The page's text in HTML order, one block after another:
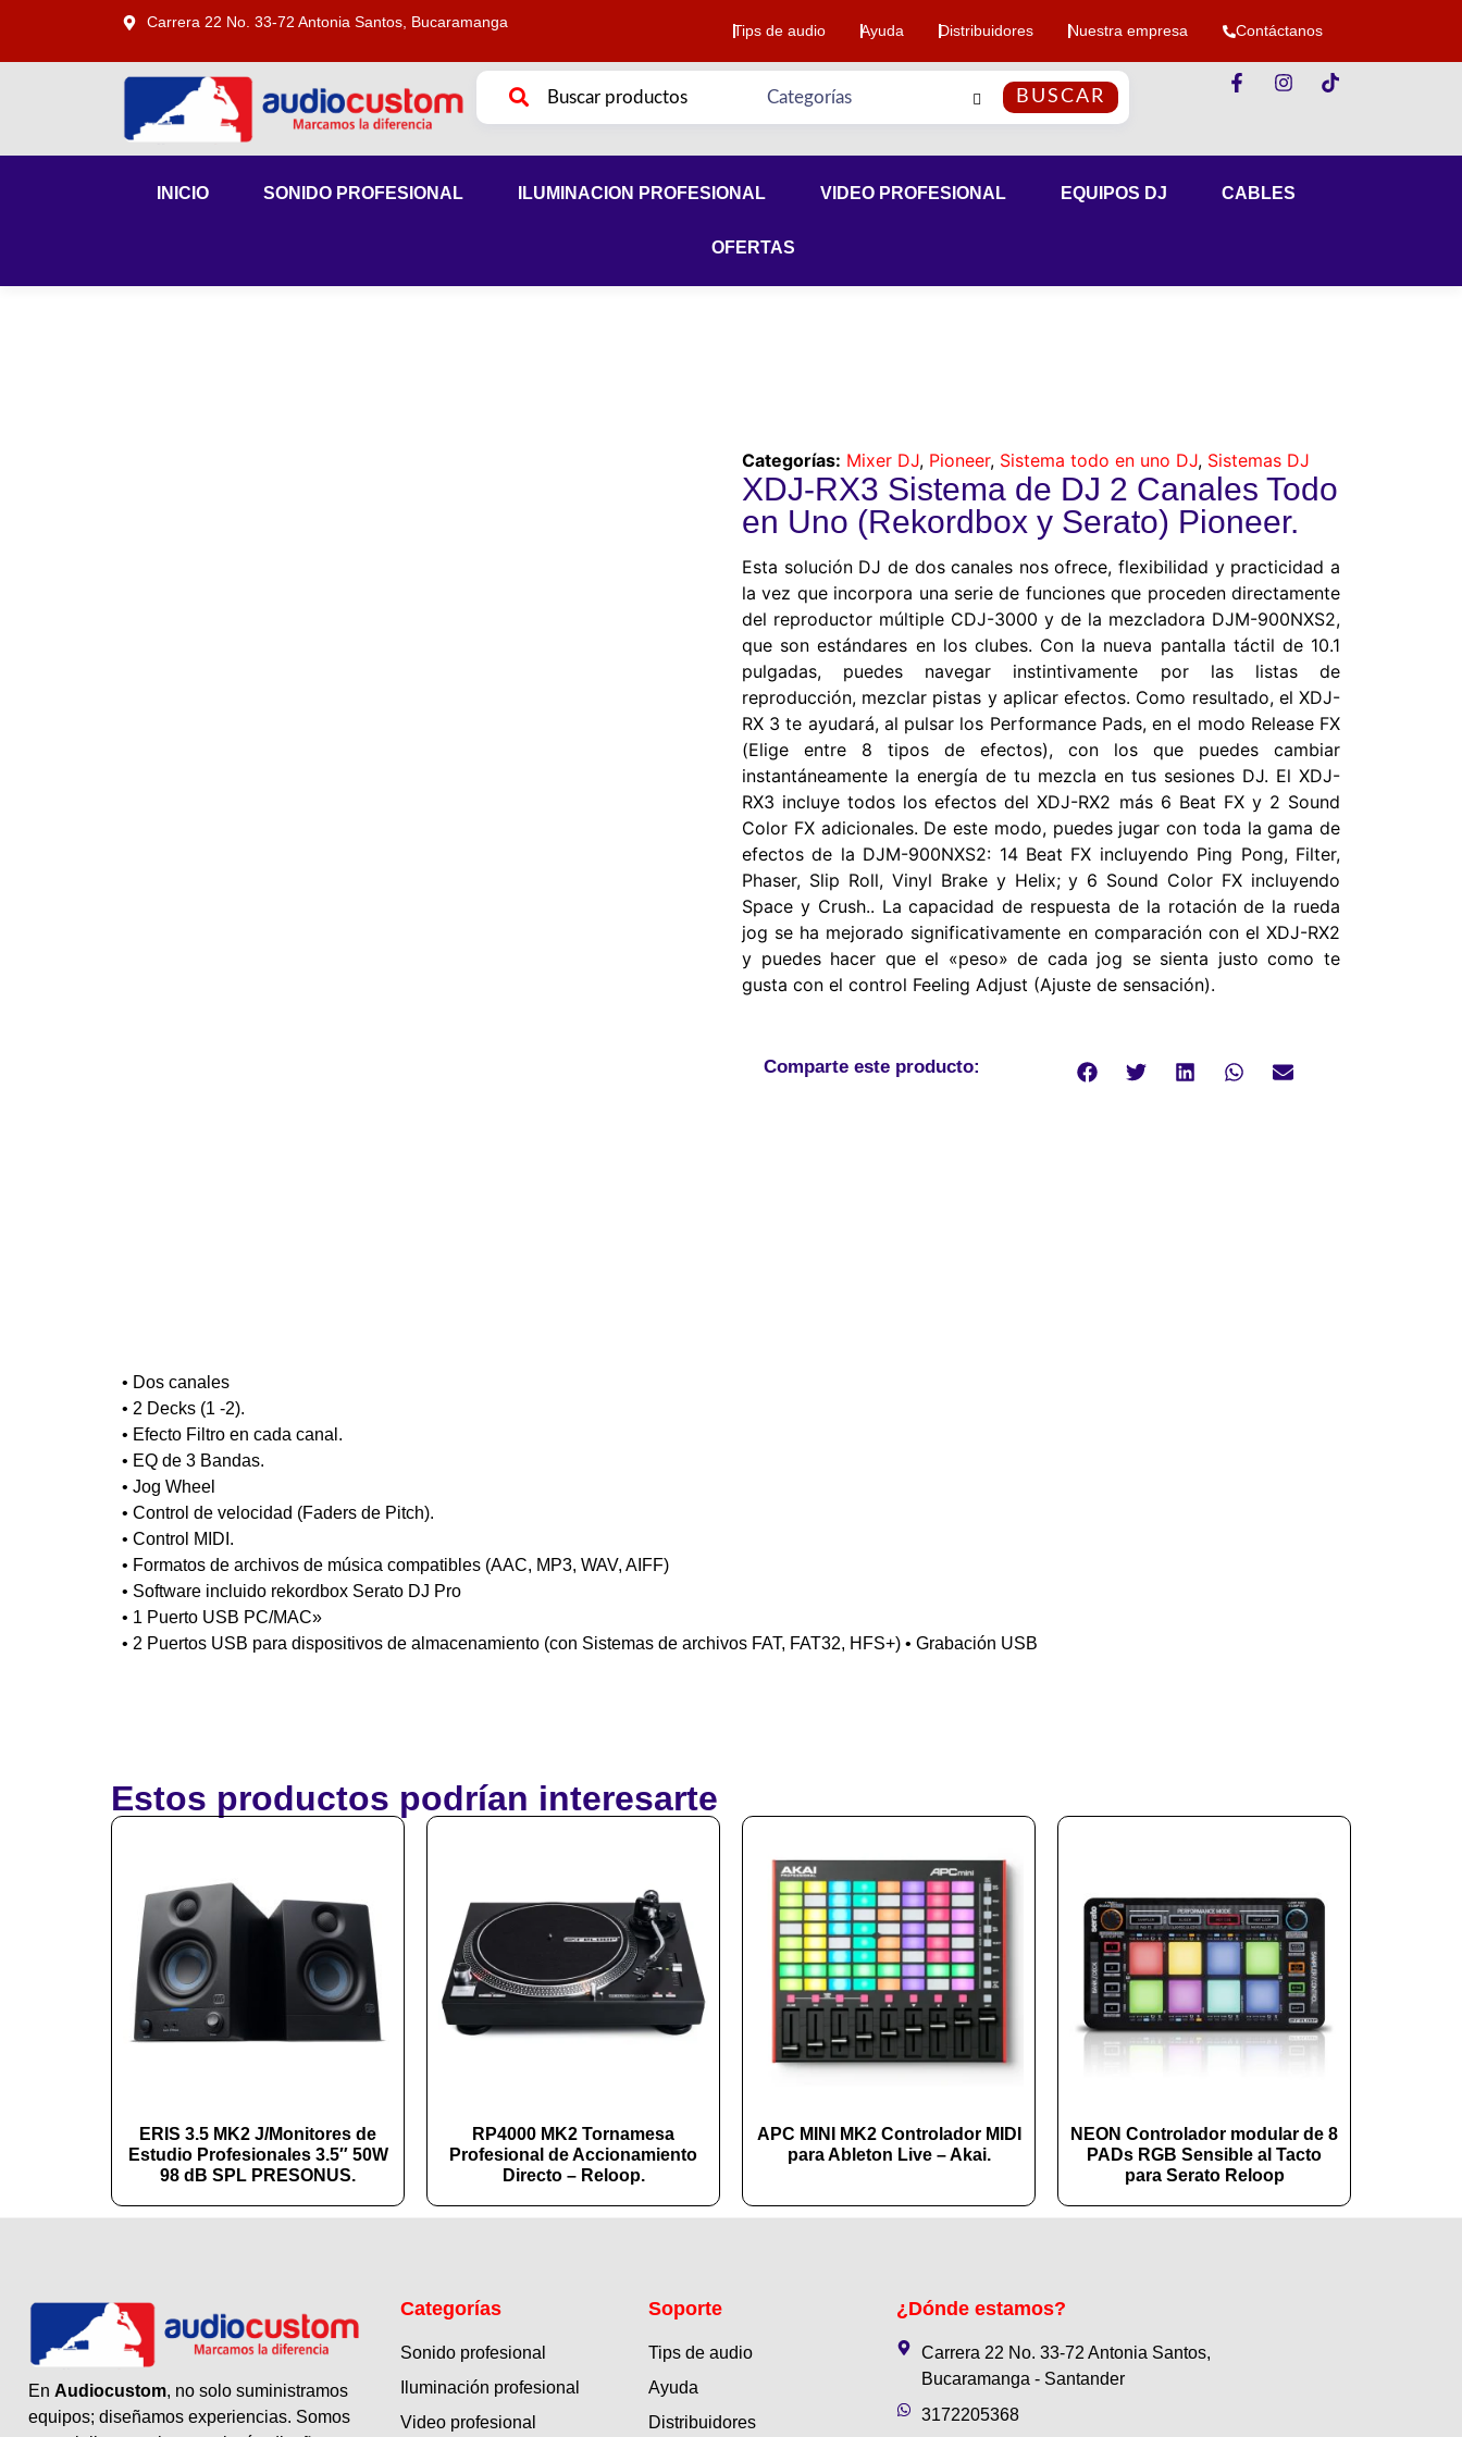
Carrera 22 No. 33-72 Antonia Santos, Bucaramanga Tips de audio Ayuda Distribuidores Nuestra empresa Contáctanos
BUSCAR
INICIO SONIDO PROFESIONAL ILUMINACION PROFESIONAL VIDEO PROFESIONAL EQUIPOS DJ CABLES
OFERTAS
Categorías: Mixer DJ, Pioneer, Sistema todo en uno DJ, Sistemas DJ
XDJ-RX3 Sistema de DJ 2 Canales Todo
en Uno (Rekordbox y Serato) Pioneer.
Esta solución DJ de dos canales nos ofrece, flexibilidad y practicidad a
la vez que incorpora una serie de funciones que proceden directamente
del reproductor múltiple CDJ-3000 y de la mezcladora DJM-900NXS2,
que son estándares en los clubes. Con la nueva pantalla táctil de 10.1
pulgadas, puedes navegar instintivamente por las listas de
reproducción, mezclar pistas y aplicar efectos. Como resultado, el XDJ-
RX 3 te ayudará, al pulsar los Performance Pads, en el modo Release FX
(Elige entre 8 tipos de efectos), con los que puedes cambiar
instantáneamente la energía de tu mezcla en tus sesiones DJ. El XDJ-
RX3 incluye todos los efectos del XDJ-RX2 más 6 Beat FX y 2 Sound
Color FX adicionales. De este modo, puedes jugar con toda la gama de
efectos de la DJM-900NXS2: 14 Beat FX incluyendo Ping Pong, Filter,
Phaser, Slip Roll, Vinyl Brake y Helix; y 6 Sound Color FX incluyendo
Space y Crush.. La capacidad de respuesta de la rotación de la rueda
jog se ha mejorado significativamente en comparación con el XDJ-RX2
y puedes hacer que el «peso» de cada jog se sienta justo como te
gusta con el control Feeling Adjust (Ajuste de sensación).
Comparte este producto:
• Dos canales
• 2 Decks (1 -2).
• Efecto Filtro en cada canal.
• EQ de 3 Bandas.
• Jog Wheel
• Control de velocidad (Faders de Pitch).
• Control MIDI.
• Formatos de archivos de música compatibles (AAC, MP3, WAV, AIFF)
• Software incluido rekordbox Serato DJ Pro
• 1 Puerto USB PC/MAC»
• 2 Puertos USB para dispositivos de almacenamiento (con Sistemas de archivos FAT, FAT32, HFS+) • Grabación USB
Estos productos podrían interesarte
ERIS 3.5 MK2 J/Monitores de
Estudio Profesionales 3.5″ 50W
98 dB SPL PRESONUS.
RP4000 MK2 Tornamesa
Profesional de Accionamiento
Directo – Reloop.
APC MINI MK2 Controlador MIDI
para Ableton Live – Akai.
NEON Controlador modular de 8
PADs RGB Sensible al Tacto
para Serato Reloop
En Audiocustom, no solo suministramos
equipos; diseñamos experiencias. Somos
Categorías
Sonido profesional
Iluminación profesional
Video profesional
Soporte
Tips de audio
Ayuda
Distribuidores
¿Dónde estamos?
Carrera 22 No. 33-72 Antonia Santos,
Bucaramanga - Santander
3172205368